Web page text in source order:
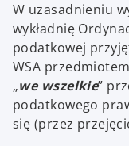
W uzasadnieniu
wykładnię
podatkowej
WSA
„we wszelkie”
podatkowego
się (przez